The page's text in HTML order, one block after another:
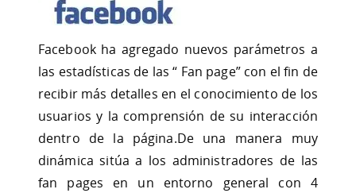
Facebook ha agregado nuevos parámetros a
las estadísticas de las “ Fan page” con el fin de
recibir más detalles en el conocimiento de los
usuarios y la comprensión de su interacción
dentro de la página.De una manera muy
dinámica sitúa a los administradores de las
fan pages en un entorno general con 4